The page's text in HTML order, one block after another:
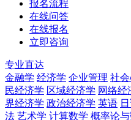
报名流程
在线问答
在线报名
立即咨询
专业直达
金融学 经济学 企业管理 社
民经济学 区域经济学 网络经
界经济学 政治经济学 英语
法 艺术学 计算数学 概率论